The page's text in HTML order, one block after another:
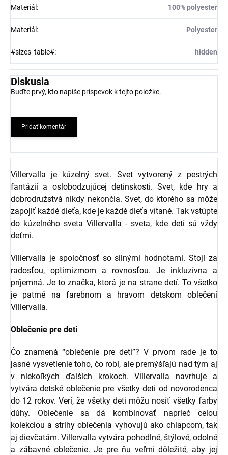
Materiál : 100% polyester
Materiál : Polyester
#sizes_table#: hidden
Diskusia
Buďte prvý, kto napíše príspevok k tejto položke.
Pridať komentár
Villervalla je kúzelný svet. Svet vytvorený z pestrých
fantázií a oslobodzujúcej detinskosti. Svet, kde hry a
dobrodružstvá nikdy nekončia. Svet, do ktorého sa môže
zapojiť každé dieťa, kde je každé dieťa vítané. Tak vstúpte
do kúzelného sveta Villervalla - sveta, kde deti sú vždy
deťmi.
Villervalla je spoločnosť so silnými hodnotami. Stojí za
radosťou, optimizmom a rovnosťou. Je inkluzívna a
príjemná. Je to značka, ktorá je na strane detí. To všetko
je patrné na farebnom a hravom detskom oblečení
Villervalla.
Oblečenie pre deti
Čo znamená “oblečenie pre deti”? V prvom rade je to
jasné vysvetlenie toho, čo robí, ale premýšľajú nad tým aj
v niekoľkých ďalších krokoch. Villervalla navrhuje a
vytvára detské oblečenie pre všetky deti od novorodenca
do 12 rokov. Verí, že všetky deti môžu nosiť všetky farby
dúhy. Oblečenie sa dá kombinovať naprieč celou
kolekciou a strihy oblečenia vyhovujú ako chlapcom, tak
aj dievčatám. Villervalla vytvára pohodlné, štýlové, odolné
a zábavné oblečenie. Je pre ňu veľmi dôležité, aby jej